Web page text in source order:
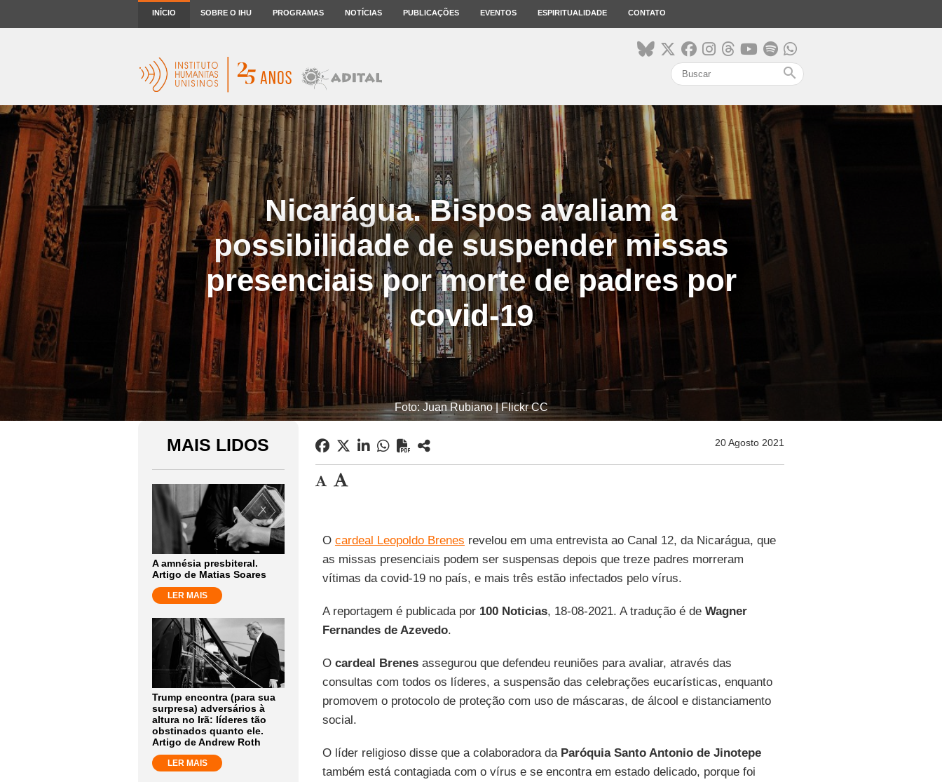
INÍCIO SOBRE O IHU PROGRAMAS NOTÍCIAS PUBLICAÇÕES EVENTOS ESPIRITUALIDADE CONTATO
search
Nicarágua. Bispos avaliam a
possibilidade de suspender missas
presenciais por morte de padres por
covid-19
Foto: Juan Rubiano | Flickr CC
MAIS LIDOS
A amnésia presbiteral.
Artigo de Matias Soares
LER MAIS
Trump encontra (para sua
surpresa) adversários à
altura no Irã: líderes tão
obstinados quanto ele.
Artigo de Andrew Roth
LER MAIS
20 Agosto 2021
O cardeal Leopoldo Brenes revelou em uma entrevista ao Canal 12, da Nicarágua, que
as missas presenciais podem ser suspensas depois que treze padres morreram
vítimas da covid-19 no país, e mais três estão infectados pelo vírus.
A reportagem é publicada por 100 Noticias, 18-08-2021. A tradução é de Wagner
Fernandes de Azevedo.
O cardeal Brenesassegurou que defendeu reuniões para avaliar, através das
consultas com todos os líderes, a suspensão das celebrações eucarísticas, enquanto
promovem o protocolo de proteção com uso de máscaras, de álcool e distanciamento
social.
O líder religioso disse que a colaboradora da Paróquia Santo Antonio de Jinotepe
também está contagiada com o vírus e se encontra em estado delicado, porque foi